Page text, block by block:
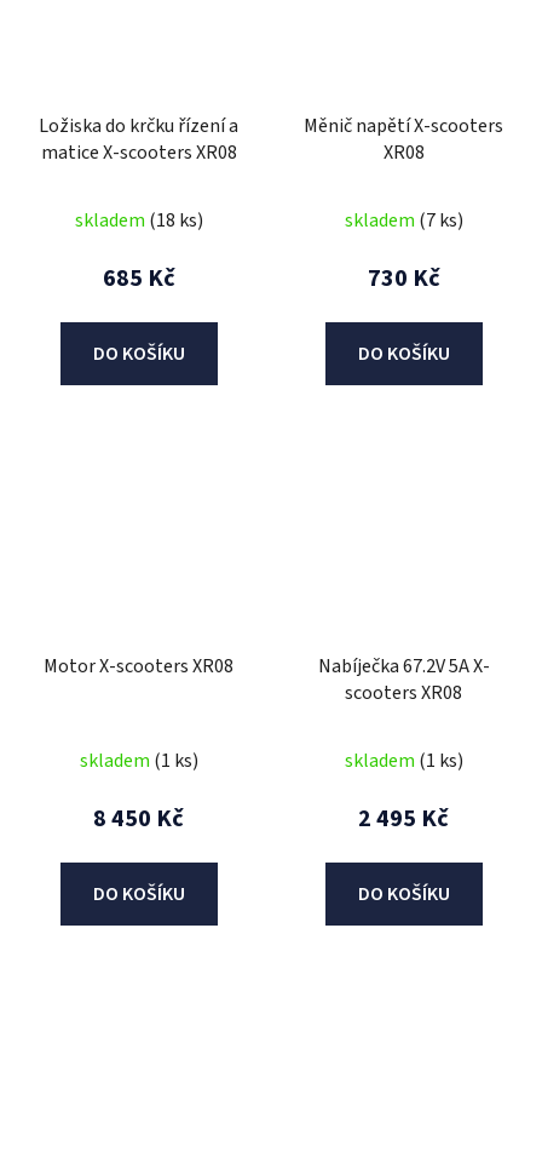
Ložiska do krčku řízení a
matice X-scooters XR08
skladem (18 ks)
685 Kč
DO KOŠÍKU
Měnič napětí X-scooters
XR08
skladem (7 ks)
730 Kč
DO KOŠÍKU
Motor X-scooters XR08
skladem (1 ks)
8 450 Kč
DO KOŠÍKU
Nabíječka 67.2V 5A X-
scooters XR08
skladem (1 ks)
2 495 Kč
DO KOŠÍKU